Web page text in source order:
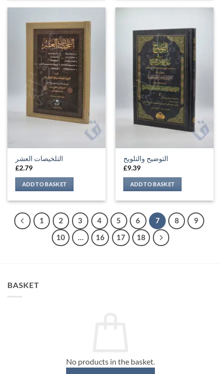
التلخيصات العشر
£2.79
ADD TO BASKET
التوضيح والتلويح
£9.39
ADD TO BASKET
1 2 3 4 5 6 7 8
9
10
… 16 17 18
BASKET
No products in the basket.